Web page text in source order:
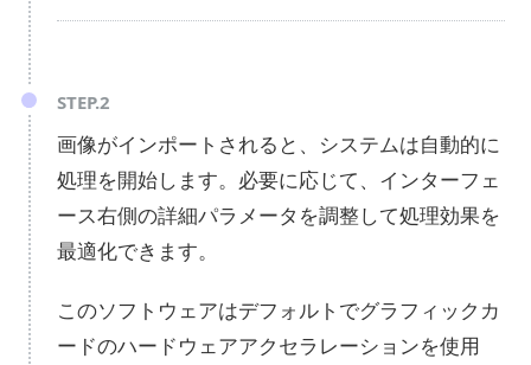
STEP.2
画像がインポートされると、システムは自動的に
処理を開始します。必要に応じて、インターフェ
ース右側の詳細パラメータを調整して処理効果を
最適化できます。
このソフトウェアはデフォルトでグラフィックカ
ードのハードウェアアクセラレーションを使用